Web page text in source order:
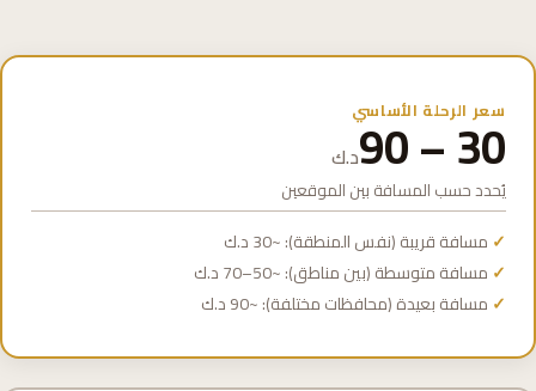
سعر الرحلة الأساسي
30 – 90 د.ك
يُحدد حسب المسافة بين الموقعين
مسافة قريبة (نفس المنطقة): ~30 د.ك
مسافة متوسطة (بين مناطق): ~50–70 د.ك
مسافة بعيدة (محافظات مختلفة): ~90 د.ك